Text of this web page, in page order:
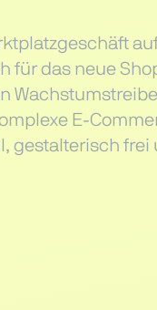
für das neue
E-
gestalterisch frei